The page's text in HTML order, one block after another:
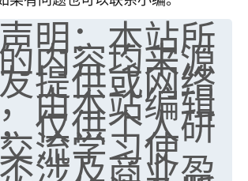
明：本站所
内容均来源
提供或网络
由本站编辑
仅供个人研
流学习使
涉及商业盈